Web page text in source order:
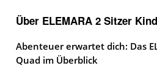
Über ELEMARA 2 Sitzer
Abenteuer erwartet dich: Das
Quad im Überblick